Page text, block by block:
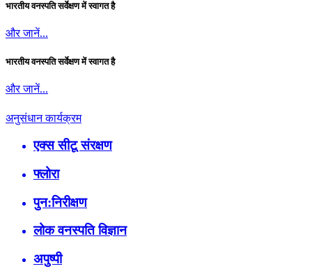
भारतीय वनस्पति सर्वेक्षण में स्वागत है
और जानें...
भारतीय वनस्पति सर्वेक्षण में स्वागत है
और जानें...
अनुसंधान कार्यक्रम
एक्स सीटू संरक्षण
फ्लोरा
पुन:निरीक्षण
लोक वनस्पति विज्ञान
अपुष्पी